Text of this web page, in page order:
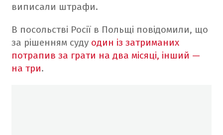
виписали штрафи.
В посольстві Росії в Польщі повідомили, що
за рішенням суду один із затриманих
потрапив за грати на два місяці, інший —
на три.